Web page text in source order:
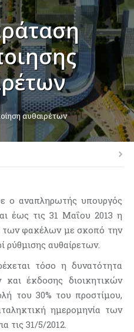
αυθαιρέτων
ο αναπληρωτής υπουργός
έως τις 31 Μαΐου 2013 η
των φακέλων με σκοπό την
ρύθμισης αυθαίρετων.
τόσο η δυνατότητα
και έκδοσης διοικητικών
του 30% του προστίμου,
ημερομηνία των
τις 31/5/2012.